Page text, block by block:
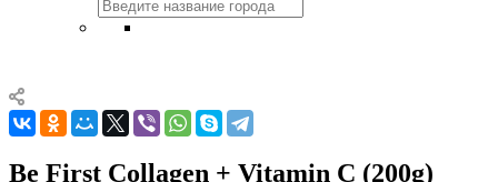
Be First Collagen + Vitamin C (200g)